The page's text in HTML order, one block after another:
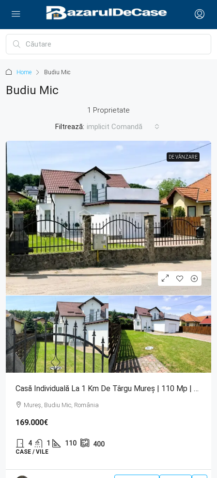
Home Budiu Mic
Budiu Mic
1 Proprietate
Filtrează: implicit Comandă
DE VÂNZARE
DE VÂNZARE
Casă Individuală La 1 Km De Târgu Mureș | 110 Mp | Garaj | Terasă Mare
Mureș, Budiu Mic, România
169.000€
4 1 110 400
CASE / VILE